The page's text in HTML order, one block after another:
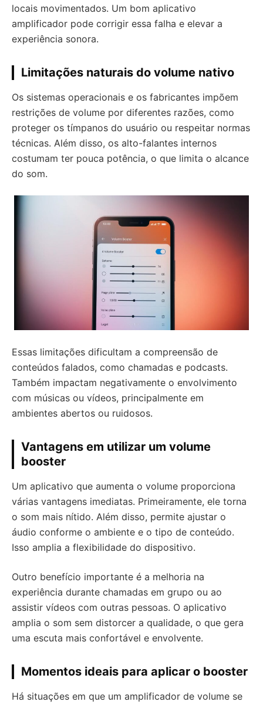
locais movimentados. Um bom aplicativo
amplificador pode corrigir essa falha e elevar a
experiência sonora.
Limitações naturais do volume nativo
Os sistemas operacionais e os fabricantes impõem
restrições de volume por diferentes razões, como
proteger os tímpanos do usuário ou respeitar normas
técnicas. Além disso, os alto-falantes internos
costumam ter pouca potência, o que limita o alcance
do som.
Essas limitações dificultam a compreensão de
conteúdos falados, como chamadas e podcasts.
Também impactam negativamente o envolvimento
com músicas ou vídeos, principalmente em
ambientes abertos ou ruidosos.
Vantagens em utilizar um volume
booster
Um aplicativo que aumenta o volume proporciona
várias vantagens imediatas. Primeiramente, ele torna
o som mais nítido. Além disso, permite ajustar o
áudio conforme o ambiente e o tipo de conteúdo.
Isso amplia a flexibilidade do dispositivo.
Outro benefício importante é a melhoria na
experiência durante chamadas em grupo ou ao
assistir vídeos com outras pessoas. O aplicativo
amplia o som sem distorcer a qualidade, o que gera
uma escuta mais confortável e envolvente.
Momentos ideais para aplicar o booster
Há situações em que um amplificador de volume se